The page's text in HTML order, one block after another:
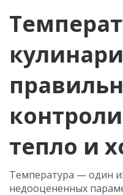
тепло и
Температура — один
недооцененных